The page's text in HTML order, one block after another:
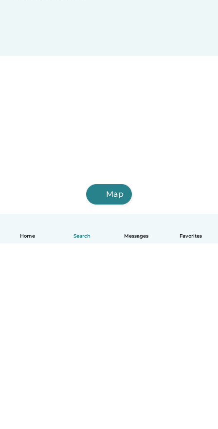
Home Search Messages Favorites
Map